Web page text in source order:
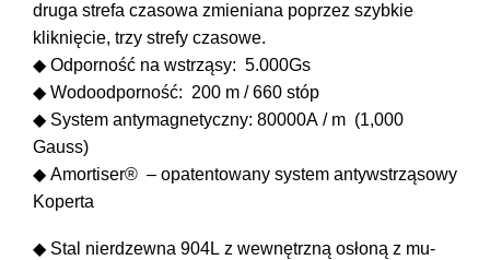
druga strefa czasowa zmieniana poprzez szybkie
kliknięcie, trzy strefy czasowe.
◆ Odporność na wstrząsy: 5.000Gs
◆ Wodoodporność: 200 m / 660 stóp
◆ System antymagnetyczny: 80000A / m (1,000
Gauss)
◆ Amortiser® – opatentowany system antywstrząsowy
Koperta
◆ Stal nierdzewna 904L z wewnętrzną osłoną z mu-